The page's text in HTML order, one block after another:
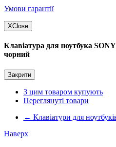
Умови гарантії
XClose
Клавіатура для ноутбука
чорний
Закрити
З цим товаром купують
Переглянуті товари
← Клавіатури для
Наверх